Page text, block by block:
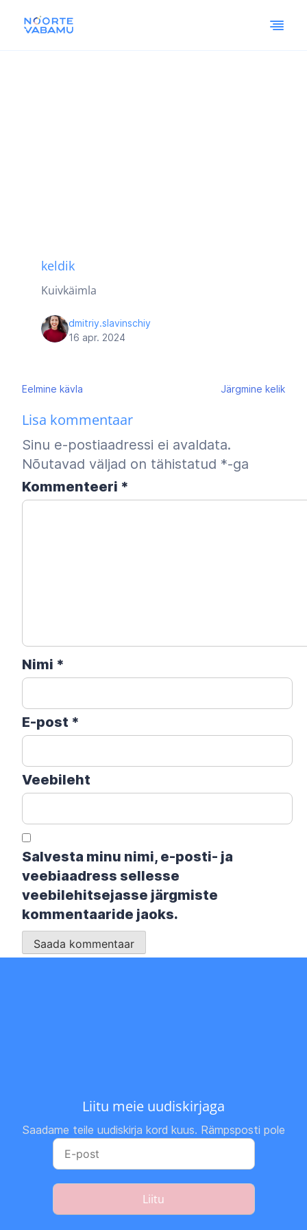
keldik
Kuivkäimla
dmitriy.slavinschiy
16 apr. 2024
Navigeerimine
Eelmine kävla Järgmine kelik
Lisa kommentaar
Sinu e-postiaadressi ei avaldata.
Nõutavad väljad on tähistatud *-ga
Kommenteeri *
Nimi *
E-post *
Veebileht
Salvesta minu nimi, e-posti- ja
veebiaadress sellesse
veebilehitsejasse järgmiste
kommentaaride jaoks.
Liitu meie uudiskirjaga
Saadame teile uudiskirja kord kuus. Rämpsposti pole
Liitu